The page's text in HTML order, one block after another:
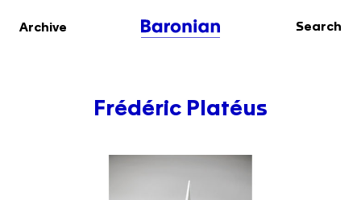
Archive Search
Frédéric Platéus